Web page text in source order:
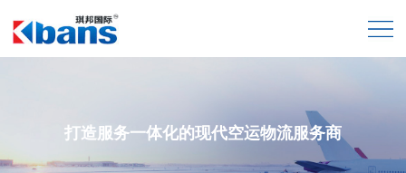
打造服务一体化的现代空运物流服务商